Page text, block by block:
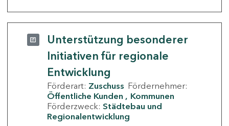
Unterstützung besonderer
Initiativen für regionale
Entwicklung
Förderart: Zuschuss Fördernehmer:
Öffentliche Kunden
Kommunen
Förderzweck: Städtebau und
Regionalentwicklung